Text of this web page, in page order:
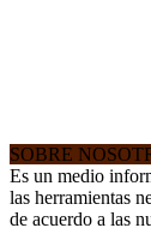
SOBRE
Es un medio
las herramientas
de acuerdo a las